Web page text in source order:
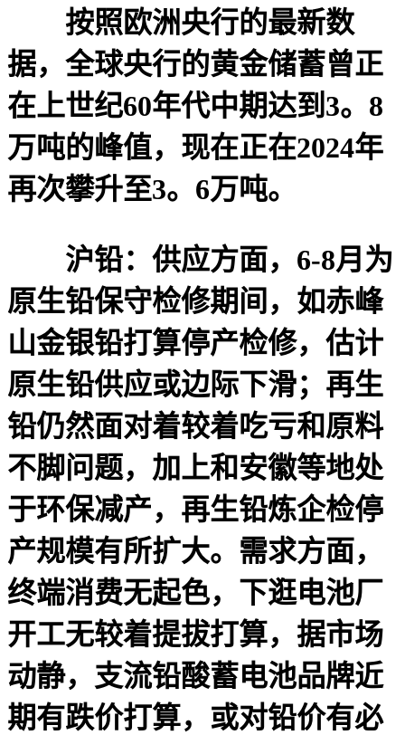
按照欧洲央行的最新数
据，全球央行的黄金储蓄曾正
在上世纪60年代中期达到3。8
万吨的峰值，现在正在2024年
再次攀升至3。6万吨。
沪铅：供应方面，6-8月为
原生铅保守检修期间，如赤峰
山金银铅打算停产检修，估计
原生铅供应或边际下滑；再生
铅仍然面对着较着吃亏和原料
不脚问题，加上和安徽等地处
于环保减产，再生铅炼企检停
产规模有所扩大。需求方面，
终端消费无起色，下逛电池厂
开工无较着提拔打算，据市场
动静，支流铅酸蓄电池品牌近
期有跌价打算，或对铅价有必